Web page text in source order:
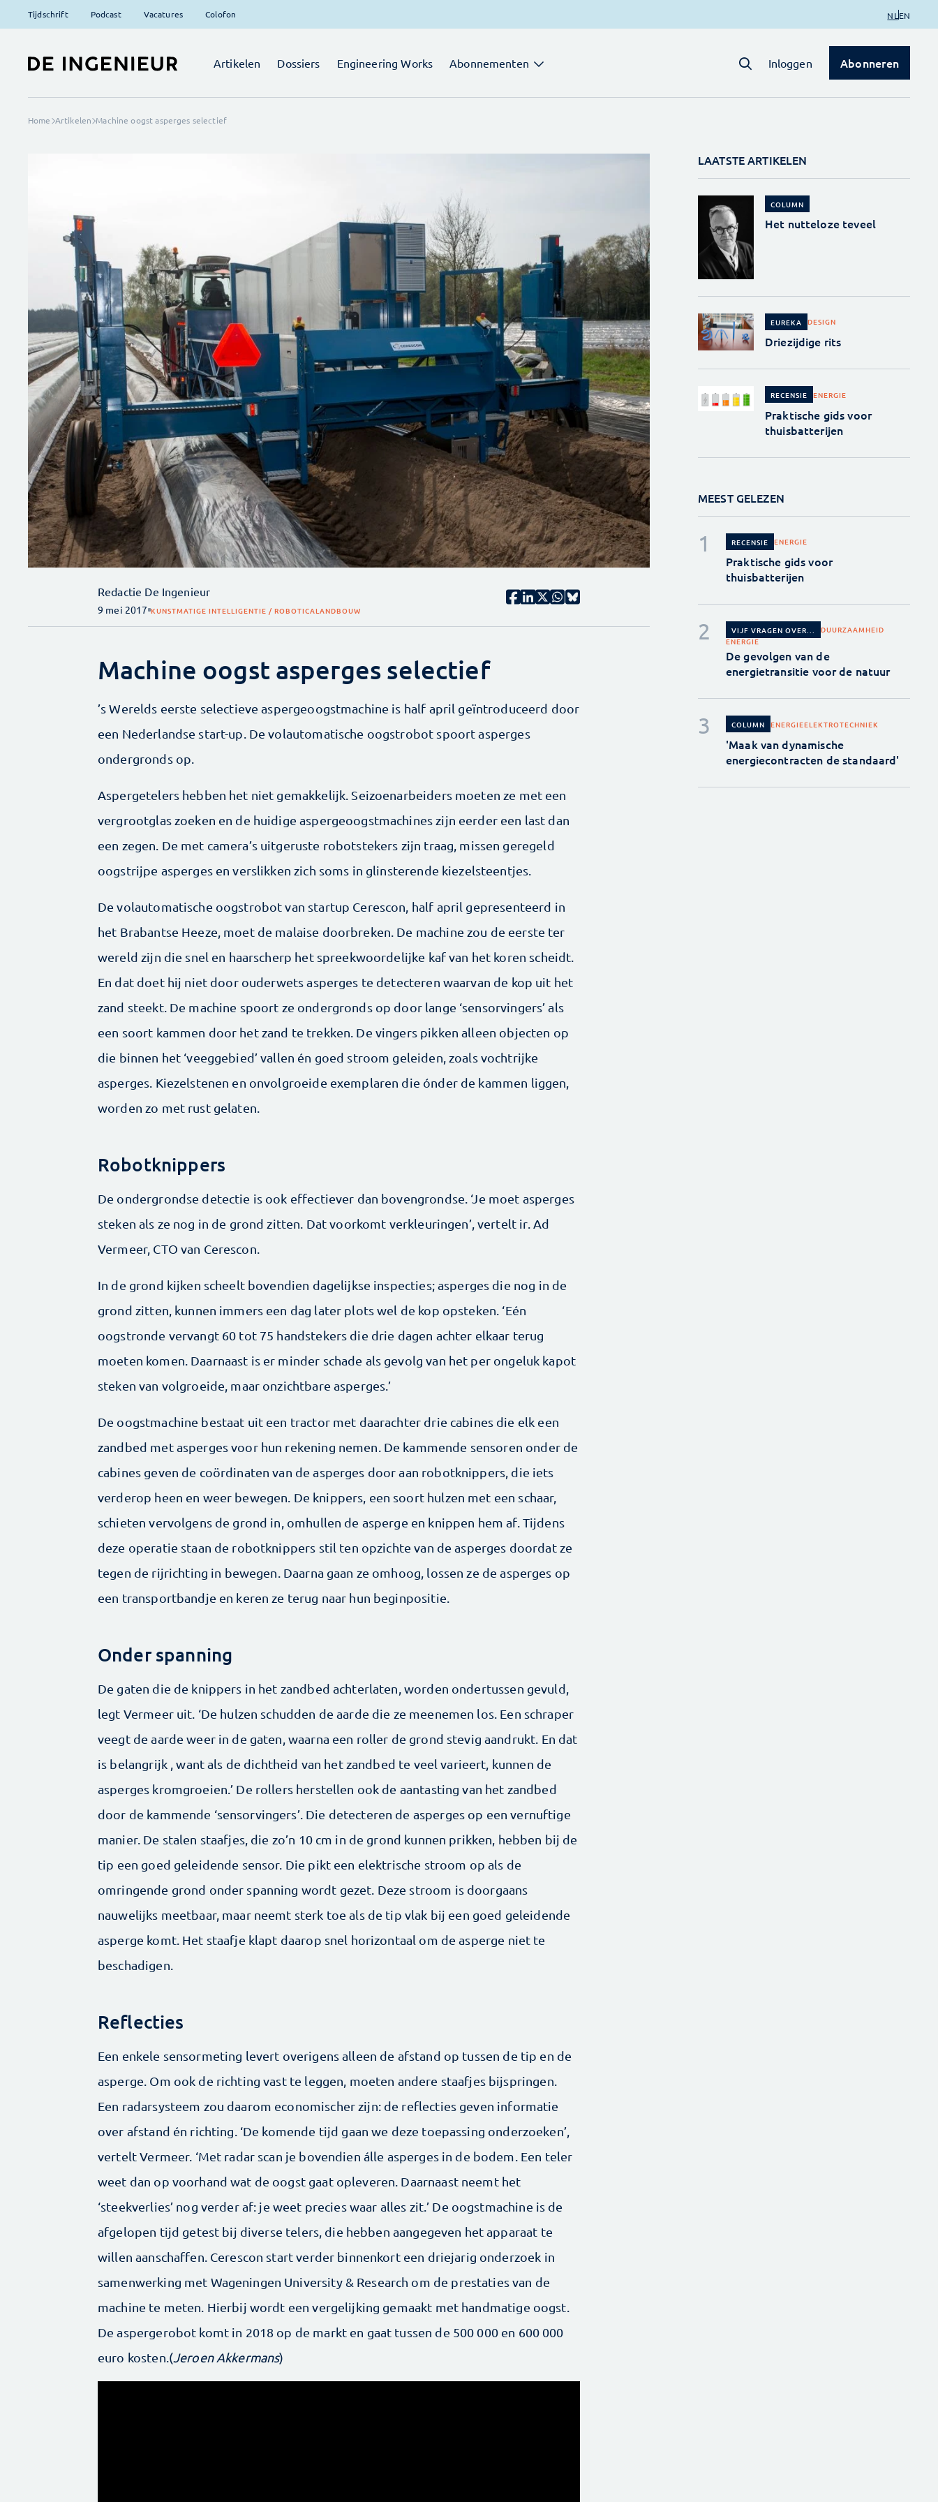
Tijdschrift Podcast Vacatures Colofon NL EN
Artikelen Dossiers Engineering Works Abonnementen Inloggen Abonneren
Home Artikelen Machine oogst asperges selectief
Redactie De Ingenieur
9 mei 2017 KUNSTMATIGE INTELLIGENTIE / ROBOTICALANDBOUW
Machine oogst asperges selectief
’s Werelds eerste selectieve aspergeoogstmachine is half april geïntroduceerd door
een Nederlandse start-up. De volautomatische oogstrobot spoort asperges
ondergronds op.
Aspergetelers hebben het niet gemakkelijk. Seizoenarbeiders moeten ze met een
vergrootglas zoeken en de huidige aspergeoogstmachines zijn eerder een last dan
een zegen. De met camera’s uitgeruste robotstekers zijn traag, missen geregeld
oogstrijpe asperges en verslikken zich soms in glinsterende kiezelsteentjes.
De volautomatische oogstrobot van startup Cerescon, half april gepresenteerd in
het Brabantse Heeze, moet de malaise doorbreken. De machine zou de eerste ter
wereld zijn die snel en haarscherp het spreekwoordelijke kaf van het koren scheidt.
En dat doet hij niet door ouderwets asperges te detecteren waarvan de kop uit het
zand steekt. De machine spoort ze ondergronds op door lange ‘sensorvingers’ als
een soort kammen door het zand te trekken. De vingers pikken alleen objecten op
die binnen het ‘veeggebied’ vallen én goed stroom geleiden, zoals vochtrijke
asperges. Kiezelstenen en onvolgroeide exemplaren die ónder de kammen liggen,
worden zo met rust gelaten.
Robotknippers
De ondergrondse detectie is ook effectiever dan bovengrondse. ‘Je moet asperges
steken als ze nog in de grond zitten. Dat voorkomt verkleuringen’, vertelt ir. Ad
Vermeer, CTO van Cerescon.
In de grond kijken scheelt bovendien dagelijkse inspecties; asperges die nog in de
grond zitten, kunnen immers een dag later plots wel de kop opsteken. ‘Eén
oogstronde vervangt 60 tot 75 handstekers die drie dagen achter elkaar terug
moeten komen. Daarnaast is er minder schade als gevolg van het per ongeluk kapot
steken van volgroeide, maar onzichtbare asperges.’
De oogstmachine bestaat uit een tractor met daarachter drie cabines die elk een
zandbed met asperges voor hun rekening nemen. De kammende sensoren onder de
cabines geven de coördinaten van de asperges door aan robotknippers, die iets
verderop heen en weer bewegen. De knippers, een soort hulzen met een schaar,
schieten vervolgens de grond in, omhullen de asperge en knippen hem af. Tijdens
deze operatie staan de robotknippers stil ten opzichte van de asperges doordat ze
tegen de rijrichting in bewegen. Daarna gaan ze omhoog, lossen ze de asperges op
een transportbandje en keren ze terug naar hun beginpositie.
Onder spanning
De gaten die de knippers in het zandbed achterlaten, worden ondertussen gevuld,
legt Vermeer uit. ‘De hulzen schudden de aarde die ze meenemen los. Een schraper
veegt de aarde weer in de gaten, waarna een roller de grond stevig aandrukt. En dat
is belangrijk , want als de dichtheid van het zandbed te veel varieert, kunnen de
asperges kromgroeien.’ De rollers herstellen ook de aantasting van het zandbed
door de kammende ‘sensorvingers’. Die detecteren de asperges op een vernuftige
manier. De stalen staafjes, die zo’n 10 cm in de grond kunnen prikken, hebben bij de
tip een goed geleidende sensor. Die pikt een elektrische stroom op als de
omringende grond onder spanning wordt gezet. Deze stroom is doorgaans
nauwelijks meetbaar, maar neemt sterk toe als de tip vlak bij een goed geleidende
asperge komt. Het staafje klapt daarop snel horizontaal om de asperge niet te
beschadigen.
Reflecties
Een enkele sensormeting levert overigens alleen de afstand op tussen de tip en de
asperge. Om ook de richting vast te leggen, moeten andere staafjes bijspringen.
Een radarsysteem zou daarom economischer zijn: de reflecties geven informatie
over afstand én richting. ‘De komende tijd gaan we deze toepassing onderzoeken’,
vertelt Vermeer. ‘Met radar scan je bovendien álle asperges in de bodem. Een teler
weet dan op voorhand wat de oogst gaat opleveren. Daarnaast neemt het
‘steekverlies’ nog verder af: je weet precies waar alles zit.’ De oogstmachine is de
afgelopen tijd getest bij diverse telers, die hebben aangegeven het apparaat te
willen aanschaffen. Cerescon start verder binnenkort een driejarig onderzoek in
samenwerking met Wageningen University & Research om de prestaties van de
machine te meten. Hierbij wordt een vergelijking gemaakt met handmatige oogst.
De aspergerobot komt in 2018 op de markt en gaat tussen de 500 000 en 600 000
euro kosten.(Jeroen Akkermans)
LAATSTE ARTIKELEN
COLUMN
Het nutteloze teveel
EUREKA DESIGN
Driezijdige rits
RECENSIE ENERGIE
Praktische gids voor
thuisbatterijen
MEEST GELEZEN
RECENSIE ENERGIE
Praktische gids voor
thuisbatterijen
VIJF VRAGEN OVER...
DUURZAAMHEID
ENERGIE
De gevolgen van de
energietransitie voor de natuur
COLUMN ENERGIEELEKTROTECHNIEK
'Maak van dynamische
energiecontracten de standaard'